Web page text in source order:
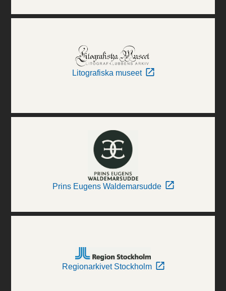
Litografiska museet
Prins Eugens Waldemarsudde
Regionarkivet Stockholm